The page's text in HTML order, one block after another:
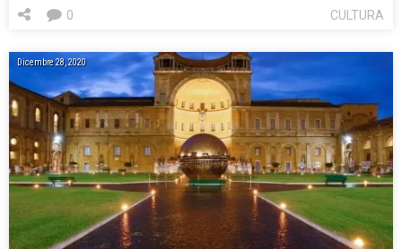
CULTURA
0
Dicembre 28, 2020